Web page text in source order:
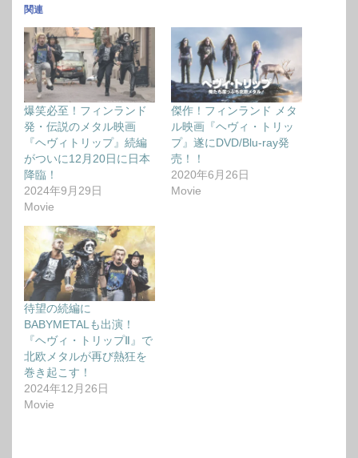
関連
爆笑必至！フィンランド
発・伝説のメタル映画
『ヘヴィトリップ』続編
がついに12月20日に日本
降臨！
2024年9月29日
Movie
傑作！フィンランド メタ
ル映画『ヘヴィ・トリッ
プ』遂にDVD/Blu-ray発
売！！
2020年6月26日
Movie
待望の続編に
BABYMETALも出演！
『ヘヴィ・トリップⅡ』で
北欧メタルが再び熱狂を
巻き起こす！
2024年12月26日
Movie